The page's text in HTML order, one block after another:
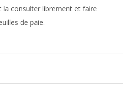
la consulter librement et faire
de paie.